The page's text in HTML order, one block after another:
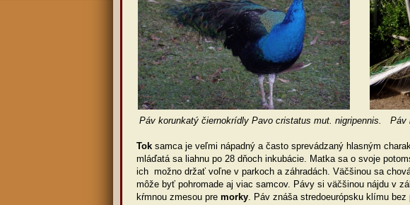
Páv korunkatý čiernokrídly Pavo cristatus mut. nigripennis. Páv
Tok samca je veľmi nápadný a často sprevádzaný hlasným
mláďatá sa liahnu po 28 dňoch inkubácie. Matka sa o svoje
ich možno držať voľne v parkoch a záhradách. Väčšinou sa
môže byť pohromade aj viac samcov. Pávy si väčšinou nájdu v
kŕmnou zmesou pre morky. Páv znáša stredoeurópsku klímu